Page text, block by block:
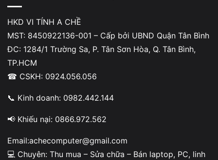
HKD VI TÍNH A CHỀ
MST: 8450922136-001 – Cấp bởi UBND Quận Tân Bình
ĐC: 1284/1 Trường Sa, P. Tân Sơn Hòa, Q. Tân Bình,
TP.HCM
☎ CSKH: 0924.056.056
📞 Kinh doanh: 0982.442.144
📢 Khiếu nại: 0866.972.562
Email:achecomputer@gmail.com
💻 Chuyên: Thu mua – Sửa chữa – Bán laptop, PC, linh